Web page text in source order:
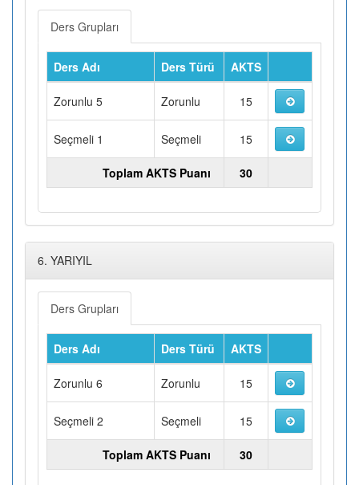
Ders Grupları
Ders Adı Ders Türü AKTS
Zorunlu 5 Zorunlu 15
Seçmeli 1 Seçmeli 15
Toplam AKTS Puanı 30
6. YARIYIL
Ders Grupları
Ders Adı Ders Türü AKTS
Zorunlu 6 Zorunlu 15
Seçmeli 2 Seçmeli 15
Toplam AKTS Puanı 30